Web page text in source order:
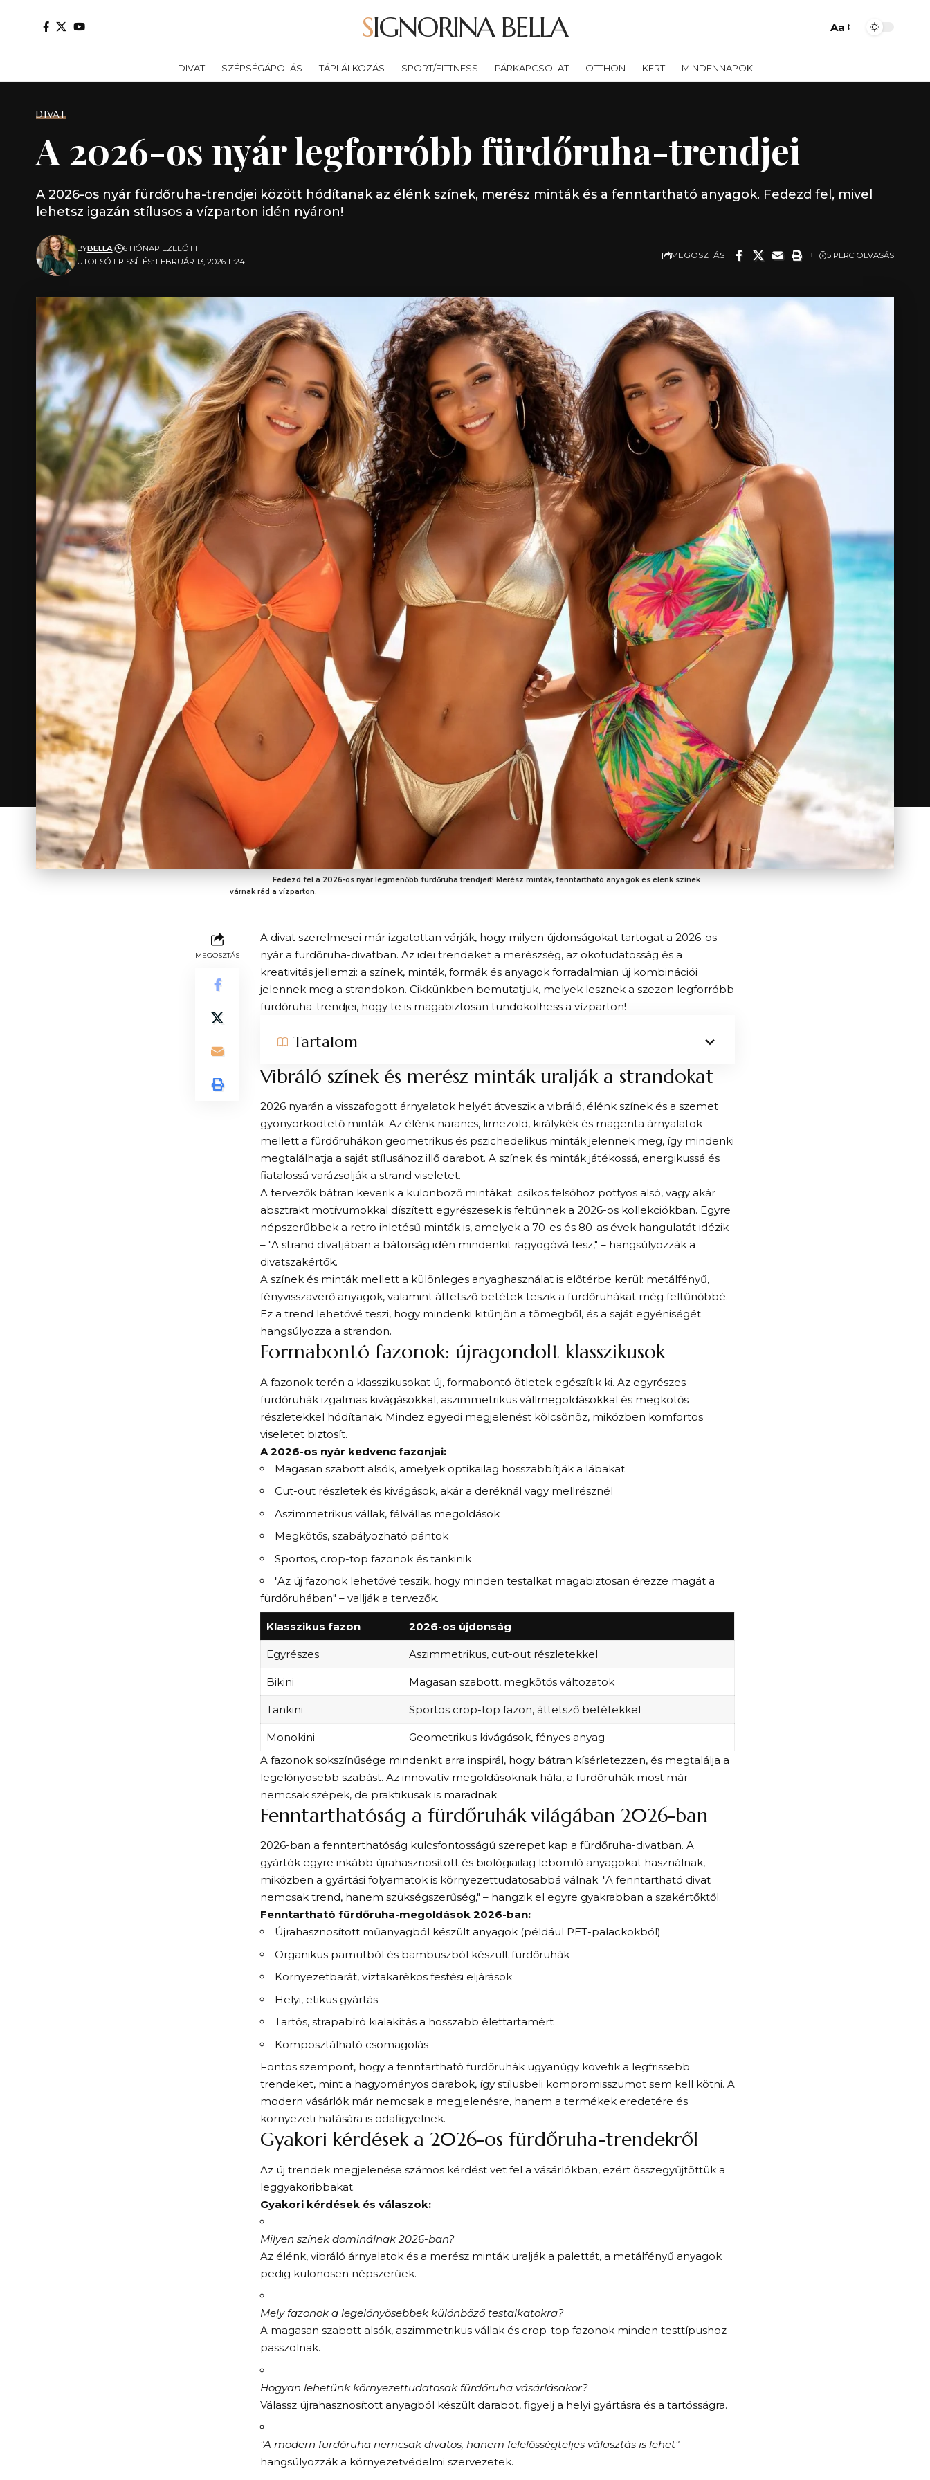
SIGNORINA BELLA
Font
Aa
DIVAT SZÉPSÉGÁPOLÁS TÁPLÁLKOZÁS SPORT/FITTNESS PÁRKAPCSOLAT OTTHON KERT MINDENNAPOK
DIVAT
A 2026-os nyár legforróbb fürdőruha-trendjei
A 2026-os nyár fürdőruha-trendjei között hódítanak az élénk színek, merész minták és a fenntartható anyagok. Fedezd fel, mivel
lehetsz igazán stílusos a vízparton idén nyáron!
UTOLSÓ FRISSÍTÉS: FEBRUÁR 13, 2026 11:24
BYBELLA 6 HÓNAP EZELŐTT
MEGOSZTÁS 5 PERC OLVASÁS
Fedezd fel a 2026-os nyár legmenőbb fürdőruha trendjeit! Merész minták, fenntartható anyagok és élénk színek
várnak rád a vízparton.
MEGOSZTÁS
A divat szerelmesei már izgatottan várják, hogy milyen újdonságokat tartogat a 2026-os
nyár a fürdőruha-divatban. Az idei trendeket a merészség, az ökotudatosság és a
kreativitás jellemzi: a színek, minták, formák és anyagok forradalmian új kombinációi
jelennek meg a strandokon. Cikkünkben bemutatjuk, melyek lesznek a szezon legforróbb
fürdőruha-trendjei, hogy te is magabiztosan tündökölhess a vízparton!
Tartalom
Vibráló színek és merész minták uralják a strandokat
2026 nyarán a visszafogott árnyalatok helyét átveszik a vibráló, élénk színek és a szemet
gyönyörködtető minták. Az élénk narancs, limezöld, királykék és magenta árnyalatok
mellett a fürdőruhákon geometrikus és pszichedelikus minták jelennek meg, így mindenki
megtalálhatja a saját stílusához illő darabot. A színek és minták játékossá, energikussá és
fiatalossá varázsolják a strand viseletet.
A tervezők bátran keverik a különböző mintákat: csíkos felsőhöz pöttyös alsó, vagy akár
absztrakt motívumokkal díszített egyrészesek is feltűnnek a 2026-os kollekciókban. Egyre
népszerűbbek a retro ihletésű minták is, amelyek a 70-es és 80-as évek hangulatát idézik
– "A strand divatjában a bátorság idén mindenkit ragyogóvá tesz," – hangsúlyozzák a
divatszakértők.
A színek és minták mellett a különleges anyaghasználat is előtérbe kerül: metálfényű,
fényvisszaverő anyagok, valamint áttetsző betétek teszik a fürdőruhákat még feltűnőbbé.
Ez a trend lehetővé teszi, hogy mindenki kitűnjön a tömegből, és a saját egyéniségét
hangsúlyozza a strandon.
Formabontó fazonok: újragondolt klasszikusok
A fazonok terén a klasszikusokat új, formabontó ötletek egészítik ki. Az egyrészes
fürdőruhák izgalmas kivágásokkal, aszimmetrikus vállmegoldásokkal és megkötős
részletekkel hódítanak. Mindez egyedi megjelenést kölcsönöz, miközben komfortos
viseletet biztosít.
A 2026-os nyár kedvenc fazonjai:
Magasan szabott alsók, amelyek optikailag hosszabbítják a lábakat
Cut-out részletek és kivágások, akár a deréknál vagy mellrésznél
Aszimmetrikus vállak, félvállas megoldások
Megkötős, szabályozható pántok
Sportos, crop-top fazonok és tankinik
"Az új fazonok lehetővé teszik, hogy minden testalkat magabiztosan érezze magát a
fürdőruhában" – vallják a tervezők.
Klasszikus fazon 2026-os újdonság
Egyrészes Aszimmetrikus, cut-out részletekkel
Bikini Magasan szabott, megkötős változatok
Tankini Sportos crop-top fazon, áttetsző betétekkel
Monokini
Geometrikus kivágások, fényes anyag
A fazonok sokszínűsége mindenkit arra inspirál, hogy bátran kísérletezzen, és megtalálja a
legelőnyösebb szabást. Az innovatív megoldásoknak hála, a fürdőruhák most már
nemcsak szépek, de praktikusak is maradnak.
Fenntarthatóság a fürdőruhák világában 2026-ban
2026-ban a fenntarthatóság kulcsfontosságú szerepet kap a fürdőruha-divatban. A
gyártók egyre inkább újrahasznosított és biológiailag lebomló anyagokat használnak,
miközben a gyártási folyamatok is környezettudatosabbá válnak. "A fenntartható divat
nemcsak trend, hanem szükségszerűség," – hangzik el egyre gyakrabban a szakértőktől.
Fenntartható fürdőruha-megoldások 2026-ban:
Újrahasznosított műanyagból készült anyagok (például PET-palackokból)
Organikus pamutból és bambuszból készült fürdőruhák
Környezetbarát, víztakarékos festési eljárások
Helyi, etikus gyártás
Tartós, strapabíró kialakítás a hosszabb élettartamért
Komposztálható csomagolás
Fontos szempont, hogy a fenntartható fürdőruhák ugyanúgy követik a legfrissebb
trendeket, mint a hagyományos darabok, így stílusbeli kompromisszumot sem kell kötni. A
modern vásárlók már nemcsak a megjelenésre, hanem a termékek eredetére és
környezeti hatására is odafigyelnek.
Gyakori kérdések a 2026-os fürdőruha-trendekről
Az új trendek megjelenése számos kérdést vet fel a vásárlókban, ezért összegyűjtöttük a
leggyakoribbakat.
Gyakori kérdések és válaszok:
Milyen színek dominálnak 2026-ban?
Az élénk, vibráló árnyalatok és a merész minták uralják a palettát, a metálfényű anyagok
pedig különösen népszerűek.
Mely fazonok a legelőnyösebbek különböző testalkatokra?
A magasan szabott alsók, aszimmetrikus vállak és crop-top fazonok minden testtípushoz
passzolnak.
Hogyan lehetünk környezettudatosak fürdőruha vásárlásakor?
Válassz újrahasznosított anyagból készült darabot, figyelj a helyi gyártásra és a tartósságra.
"A modern fürdőruha nemcsak divatos, hanem felelősségteljes választás is lehet" –
hangsúlyozzák a környezetvédelmi szervezetek.